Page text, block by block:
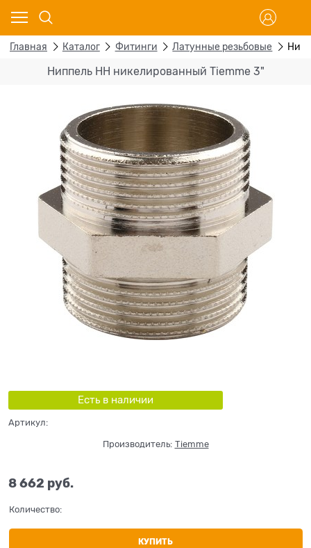
Главная Каталог Фитинги Латунные резьбовые
Ниппель НН никелированный Tiemme 3"
Есть в наличии
Артикул:
Производитель: Tiemme
8 662 руб.
Количество:
КУПИТЬ